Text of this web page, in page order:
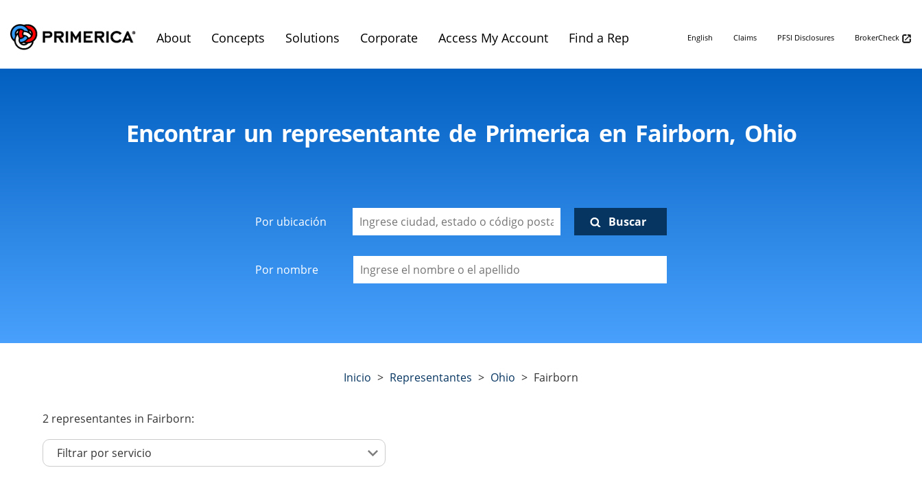
About Concepts Solutions Corporate Access My Account Find a Rep English Claims PFSI Disclosures BrokerCheck
Encontrar un representante de Primerica en Fairborn, Ohio
Por ubicación Buscar
Por nombre
Inicio > Representantes > Ohio > Fairborn
2 representantes in Fairborn: